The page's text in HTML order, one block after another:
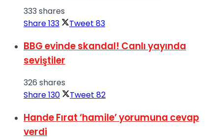
333 shares
Share133 Tweet 83
BBG evinde skandal! Canlı yayında
seviştiler
326 shares
Share130 Tweet 82
Hande Fırat ‘hamile’ yorumuna cevap
verdi